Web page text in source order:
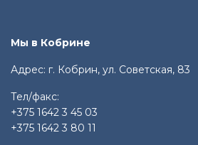
Мы в Кобрине
Адрес: г. Кобрин, ул. Советская, 83
Тел/факс:
+375 1642 3 45 03
+375 1642 3 80 11